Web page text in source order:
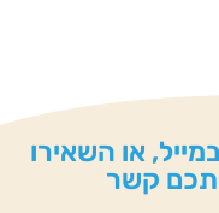
או השאירו
קשר